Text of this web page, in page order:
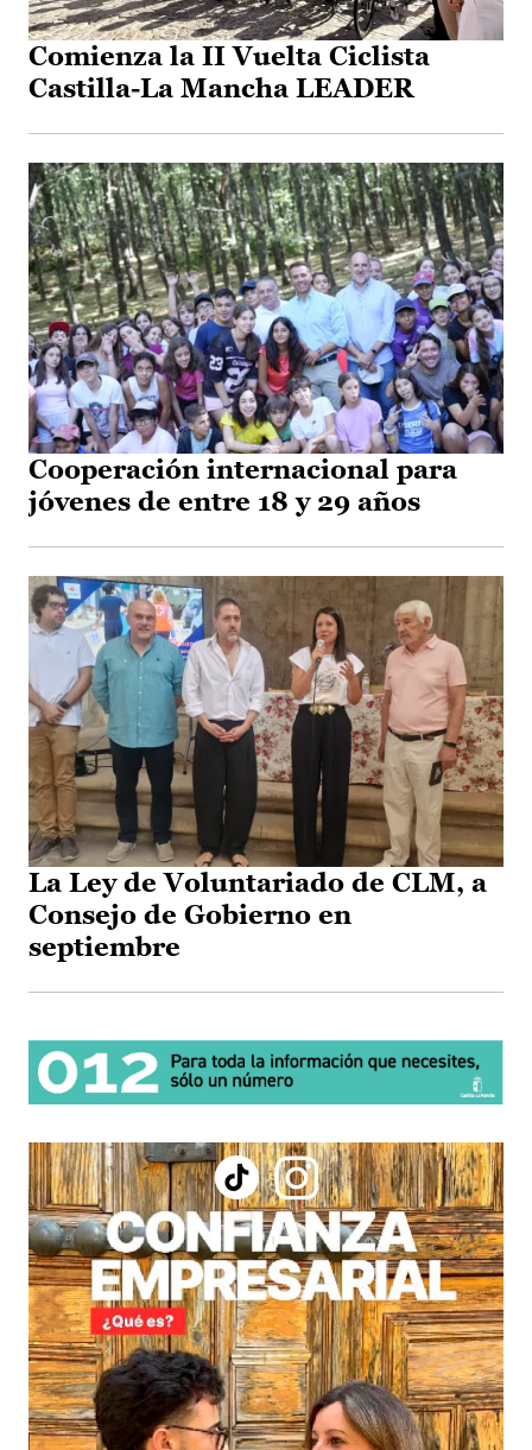
Comienza la II Vuelta Ciclista
Castilla-La Mancha LEADER
Cooperación internacional para
jóvenes de entre 18 y 29 años
La Ley de Voluntariado de CLM, a
Consejo de Gobierno en
septiembre